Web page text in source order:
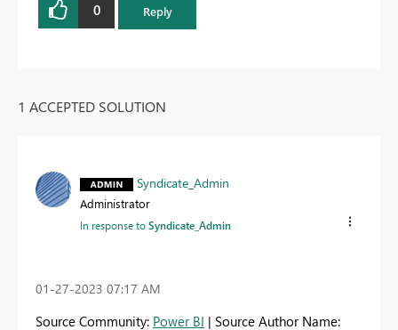
0 Reply
1 ACCEPTED SOLUTION
Syndicate_Admin
Administrator
In response toSyndicate_Admin
‎01-27-2023 07:17 AM
Source Community: Power BI | Source Author Name: